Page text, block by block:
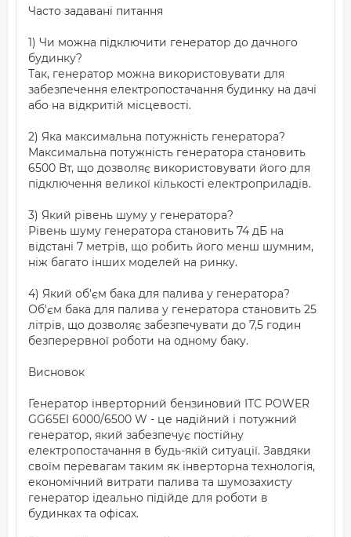
Часто задавані питання
1) Чи можна підключити генератор до дачного
будинку?
Так, генератор можна використовувати для
забезпечення електропостачання будинку на дачі
або на відкритій місцевості.
2) Яка максимальна потужність генератора?
Максимальна потужність генератора становить
6500 Вт, що дозволяє використовувати його для
підключення великої кількості електроприладів.
3) Який рівень шуму у генератора?
Рівень шуму генератора становить 74 дБ на
відстані 7 метрів, що робить його менш шумним,
ніж багато інших моделей на ринку.
4) Який об'єм бака для палива у генератора?
Об'єм бака для палива у генератора становить 25
літрів, що дозволяє забезпечувати до 7,5 годин
безперервної роботи на одному баку.
Висновок
Генератор інверторний бензиновий ITC POWER
GG65EI 6000/6500 W - це надійний і потужний
генератор, який забезпечує постійну
електропостачання в будь-якій ситуації. Завдяки
своїм перевагам таким як інверторна технологія,
економічний витрати палива та шумозахисту
генератор ідеально підійде для роботи в
будинках та офісах.